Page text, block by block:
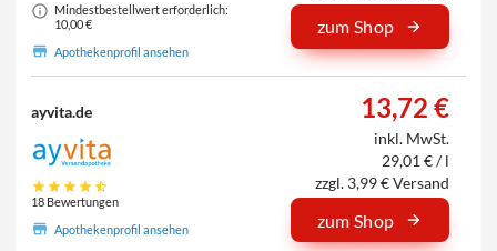
Mindestbestellwert erforderlich:
10,00 €
Apothekenprofil ansehen
zum Shop
ayvita.de
18 Bewertungen
Apothekenprofil ansehen
13,72 €
inkl. MwSt.
29,01 € / l
zzgl. 3,99 € Versand
zum Shop